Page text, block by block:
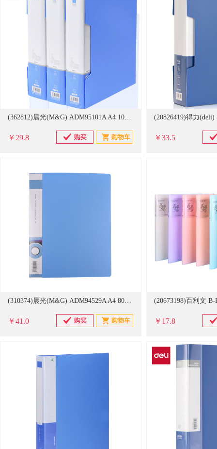
(362812)晨光(M&G) ADM95101A A4 100页 资料册 蓝色(单位：个)
￥29.8 ￥33.5
(310374)晨光(M&G) ADM94529A A4 80页 资料册 蓝色(单位：个)
￥41.0 ￥17.8